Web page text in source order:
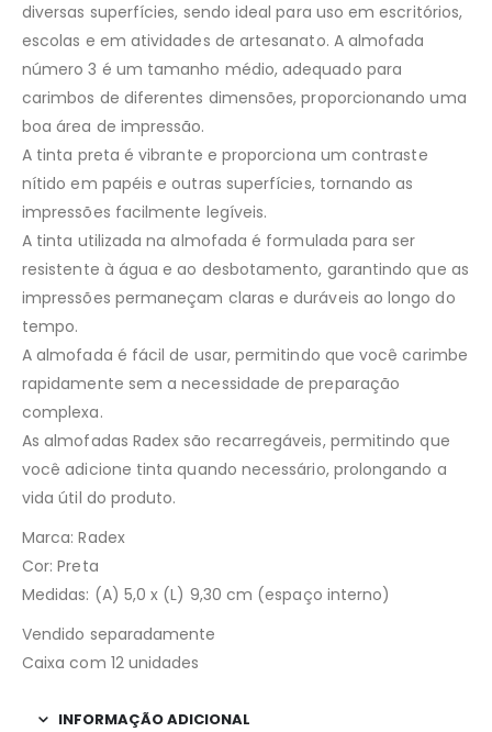
diversas superfícies, sendo ideal para uso em escritórios,
escolas e em atividades de artesanato. A almofada
número 3 é um tamanho médio, adequado para
carimbos de diferentes dimensões, proporcionando uma
boa área de impressão.
A tinta preta é vibrante e proporciona um contraste
nítido em papéis e outras superfícies, tornando as
impressões facilmente legíveis.
A tinta utilizada na almofada é formulada para ser
resistente à água e ao desbotamento, garantindo que as
impressões permaneçam claras e duráveis ao longo do
tempo.
A almofada é fácil de usar, permitindo que você carimbe
rapidamente sem a necessidade de preparação
complexa.
As almofadas Radex são recarregáveis, permitindo que
você adicione tinta quando necessário, prolongando a
vida útil do produto.
Marca: Radex
Cor: Preta
Medidas: (A) 5,0 x (L) 9,30 cm (espaço interno)
Vendido separadamente
Caixa com 12 unidades
INFORMAÇÃO ADICIONAL